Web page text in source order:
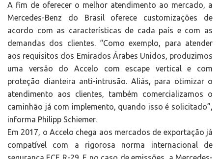
A fim de oferecer o melhor atendimento ao mercado, a
Mercedes-Benz do Brasil oferece customizações de
acordo com as características de cada país e com as
demandas dos clientes. “Como exemplo, para atender
aos requisitos dos Emirados Árabes Unidos, produzimos
uma versão do Accelo com escape vertical e com
proteção dianteira anti-intrusão. Aliás, para otimizar o
atendimento aos clientes, também comercializamos o
caminhão já com implemento, quando isso é solicitado”,
informa Philipp Schiemer.
Em 2017, o Accelo chega aos mercados de exportação já
compatível com a rigorosa norma internacional de